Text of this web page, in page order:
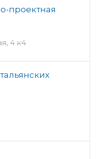
проектная
4 к4